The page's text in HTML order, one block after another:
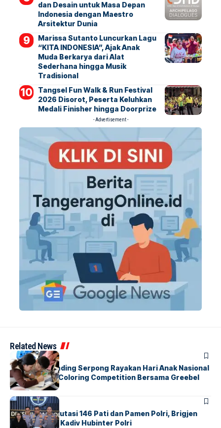
dan Desain untuk Masa Depan
Indonesia dengan Maestro
Arsitektur Dunia
Marissa Sutanto Luncurkan Lagu
“KITA INDONESIA”, Ajak Anak
Muda Berkarya dari Alat
Sederhana hingga Musik
Tradisional
Tangsel Fun Walk & Run Festival
2026 Disorot, Peserta Keluhkan
Medali Finisher hingga Doorprize
- Advertisement -
Related News
BERITAINDEX
Atria Hotel Gading Serpong Rayakan Hari Anak Nasional
Lewat Family Coloring Competition Bersama Greebel
Indonesia
BERITA
Mabes Polri Mutasi 146 Pati dan Pamen Polri, Brigjen
Untung Jabat Kadiv Hubinter Polri